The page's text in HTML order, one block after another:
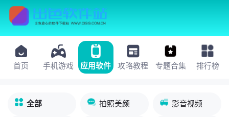
首页 手机游戏 应用软件 攻略教程 专题合集 排行榜
全部 拍照美颜 影音视频